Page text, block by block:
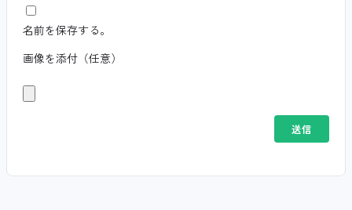
名前を保存する。
画像を添付（任意）